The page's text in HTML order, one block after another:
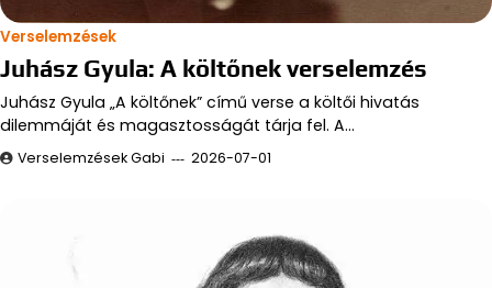
Verselemzések
Juhász Gyula: A költőnek verselemzés
Juhász Gyula „A költőnek” című verse a költői hivatás
dilemmáját és magasztosságát tárja fel. A…
Verselemzések Gabi 2026-07-01